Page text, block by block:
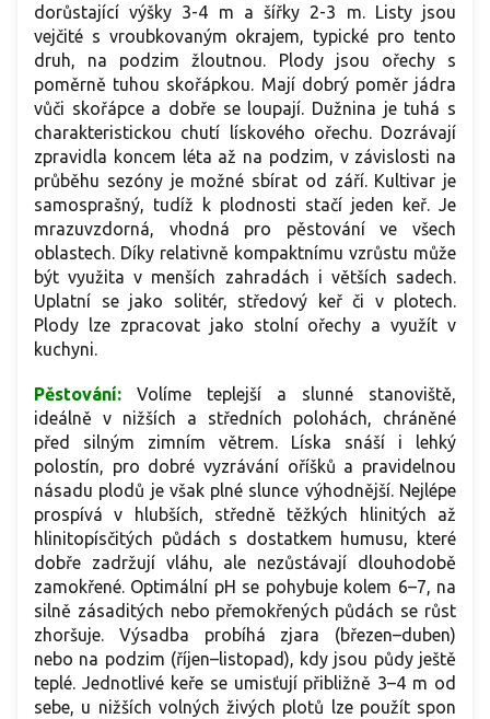
dorůstající výšky 3-4 m a šířky 2-3 m. Listy jsou
vejčité s vroubkovaným okrajem, typické pro tento
druh, na podzim žloutnou. Plody jsou ořechy s
poměrně tuhou skořápkou. Mají dobrý poměr jádra
vůči skořápce a dobře se loupají. Dužnina je tuhá s
charakteristickou chutí lískového ořechu. Dozrávají
zpravidla koncem léta až na podzim, v závislosti na
průběhu sezóny je možné sbírat od září. Kultivar je
samosprašný, tudíž k plodnosti stačí jeden keř. Je
mrazuvzdorná, vhodná pro pěstování ve všech
oblastech. Díky relativně kompaktnímu vzrůstu může
být využita v menších zahradách i větších sadech.
Uplatní se jako solitér, středový keř či v plotech.
Plody lze zpracovat jako stolní ořechy a využít v
kuchyni.
Pěstování: Volíme teplejší a slunné stanoviště,
ideálně v nižších a středních polohách, chráněné
před silným zimním větrem. Líska snáší i lehký
polostín, pro dobré vyzrávání oříšků a pravidelnou
násadu plodů je však plné slunce výhodnější. Nejlépe
prospívá v hlubších, středně těžkých hlinitých až
hlinitopísčitých půdách s dostatkem humusu, které
dobře zadržují vláhu, ale nezůstávají dlouhodobě
zamokřené. Optimální pH se pohybuje kolem 6–7, na
silně zásaditých nebo přemokřených půdách se růst
zhoršuje. Výsadba probíhá zjara (březen–duben)
nebo na podzim (říjen–listopad), kdy jsou půdy ještě
teplé. Jednotlivé keře se umisťují přibližně 3–4 m od
sebe, u nižších volných živých plotů lze použít spon